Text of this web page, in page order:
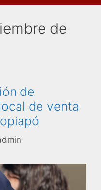
de
de
de venta